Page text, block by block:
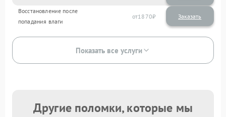
Восстановление после
попадания влаги
1870
Показать все услуги
Другие поломки, которые мы